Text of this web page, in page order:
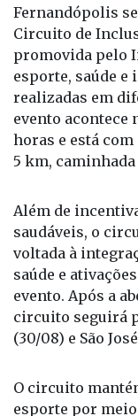
Fernandópolis
Circuito de
promovida pelo
esporte, saúde e
realizadas em
evento acontece
horas e está
Além de
saudáveis, o
voltada à
saúde e
evento. Após a
circuito seguirá
O circuito